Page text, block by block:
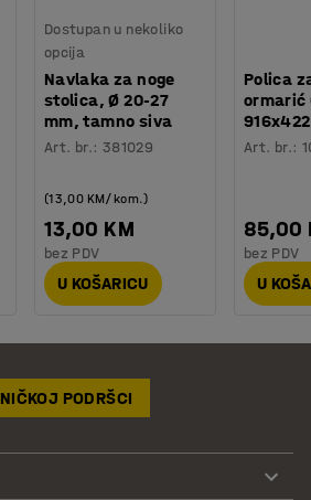
Dostupan u nekoliko
opcija
Navlaka za noge
stolica, Ø 20-27
mm, tamno siva
Art. br.: 381029
13,00 KM
(13,00 KM/kom.)
bez PDV
U KOŠARICU
Polica
ormarić
Art. br.:
85,00
bez PDV
U
PODRŠCI